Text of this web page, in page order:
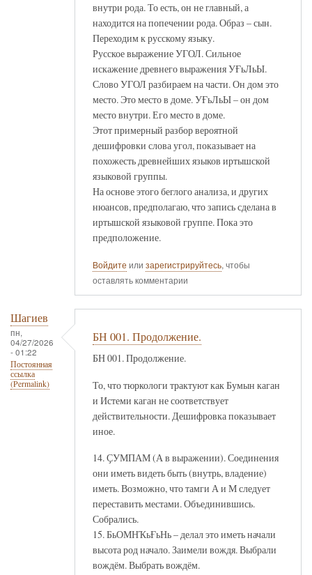
внутри рода. То есть, он не главный, а
находится на попечении рода. Образ – сын.
Переходим к русскому языку.
Русское выражение УГОЛ. Сильное
искажение древнего выражения УҒьЛьЫ.
Слово УГОЛ разбираем на части. Он дом это
место. Это место в доме. УҒьЛьЫ – он дом
место внутри. Его место в доме.
Этот примерный разбор вероятной
дешифровки слова угол, показывает на
похожесть древнейших языков иртышской
языковой группы.
На основе этого беглого анализа, и других
нюансов, предполагаю, что запись сделана в
иртышской языковой группе. Пока это
предположение.
Войдите или зарегистрируйтесь, чтобы
оставлять комментарии
Шагиев
пн,
04/27/2026
- 01:22
Постоянная
ссылка
(Permalink)
БН 001. Продолжение.
БН 001. Продолжение.
То, что тюркологи трактуют как Бумын каган
и Истеми каган не соответствует
действительности. Дешифровка показывает
иное.
14. ҪУМПАМ (А в выражении). Соединения
они иметь видеть быть (внутрь, владение)
иметь. Возможно, что тамги А и М следует
переставить местами. Объединившись.
Собрались.
15. БьОМНҠьҒьНь – делал это иметь начали
высота род начало. Заимели вождя. Выбрали
вождём. Выбрать вождём.